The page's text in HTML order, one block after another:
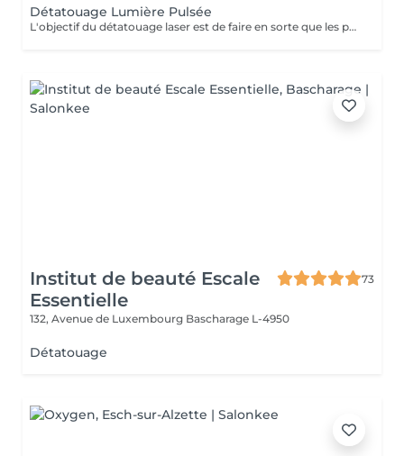
Détatouage Lumière Pulsée
L'objectif du détatouage laser est de faire en sorte que les particules d'encre soient digérables par l'organisme. Ainsi le faisceau d'énergie du laser vise le pigment et permet de le faire éclater. Il va ensuite être éliminé par les globules blancs. La quantité de séances dépendra du type d'encre, de la peau et de la technique utilisée par le professionnel qui a réalisé votre tatouage des sourcils. seulement un mois apres la première séance la praticienne pourra déterminer le numéro de séances nécessaires, dans. certaines cas une seule séance suffit comme dans certains outres nous pouvons besoin de trois ou plus. Les poils peuvent temporairement devenir blancs "en raison de l'élimination des pigments" explique l'experte. Cette décoloration est courante et temporaire (en quelques jours seulement, les sourcils retrouvent leur couleur d'origine).
Institut de beauté Escale
Essentielle
73
132, Avenue de Luxembourg Bascharage L-4950
Détatouage